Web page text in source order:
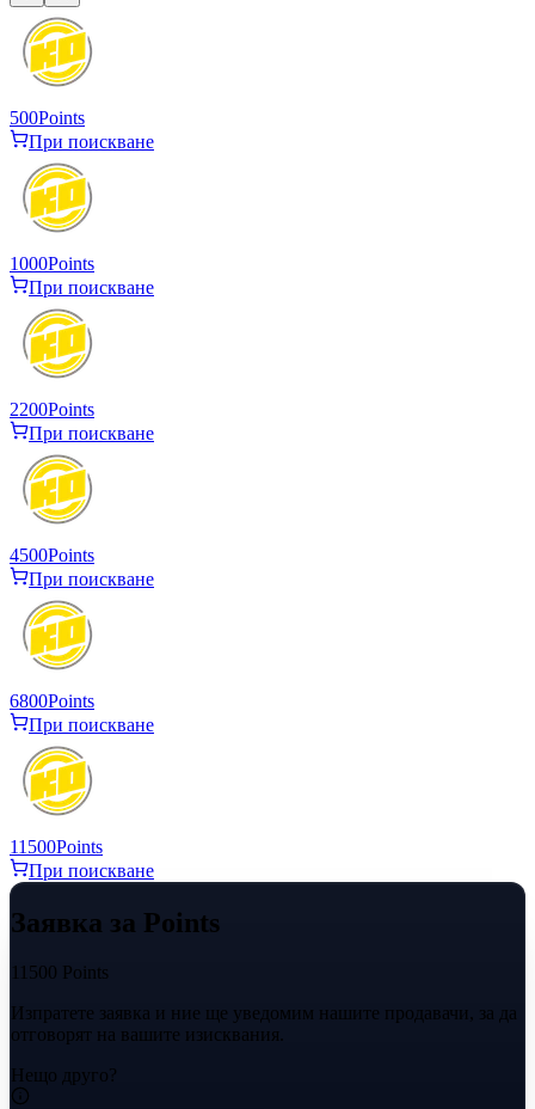
500Points
При поискване
1000Points
При поискване
2200Points
При поискване
4500Points
При поискване
6800Points
При поискване
11500Points
При поискване
Заявка за Points
11500 Points
Изпратете заявка и ние ще уведомим нашите продавачи, за да
отговорят на вашите изисквания.
Нещо друго?